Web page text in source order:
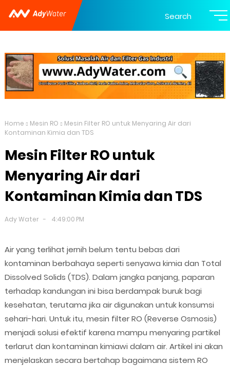
Search
Home Mesin RO
Mesin Filter RO untuk Menyaring Air dari
Kontaminan Kimia dan TDS
Mesin Filter RO untuk
Menyaring Air dari
Kontaminan Kimia dan TDS
Ady Water 4:49:00 PM
Air yang terlihat jernih belum tentu bebas dari
kontaminan berbahaya seperti senyawa kimia dan Total
Dissolved Solids (TDS). Dalam jangka panjang, paparan
terhadap kandungan ini bisa berdampak buruk bagi
kesehatan, terutama jika air digunakan untuk konsumsi
sehari-hari. Untuk itu, mesin filter RO (Reverse Osmosis)
menjadi solusi efektif karena mampu menyaring partikel
terlarut dan kontaminan kimiawi dalam air. Artikel ini akan
menjelaskan secara bertahap bagaimana sistem RO